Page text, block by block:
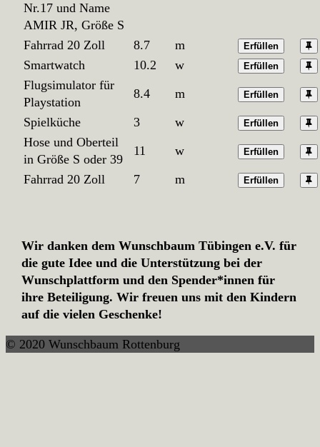
Nr.17 und Name
AMIR JR, Größe S
Fahrrad 20 Zoll 8.7 m Erfüllen
Smartwatch 10.2 w Erfüllen
Flugsimulator für
Playstation
8.4 m Erfüllen
Spielküche 3 w Erfüllen
Hose und Oberteil
in Größe S oder 39
11 w Erfüllen
Fahrrad 20 Zoll 7 m Erfüllen
Wir danken dem Wunschbaum Tübingen e.V. für
die gute Idee und die Unterstützung bei der
Wunschplattform und den Spender*innen für
ihre Beteiligung. Wir freuen uns mit den Kindern
auf die vielen Geschenke!
© 2020 Wunschbaum Rottenburg